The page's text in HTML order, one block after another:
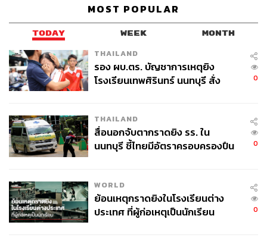
นั้น 3 วัน เหมืองทองอัคราได้กลับมาเปิด และมีการชี้แจงว่า
ได้รับการอนุญาตจากรัฐบาลไทยและกฎหมายไทย นี่คือพาน
ยักษ์ใหญ่ที่กลับมาคืนชีพ โดยที่ไม่ได้รับการแก้ไขใดๆ ทั้งสิ้น
นอกจากนี้ยังได้รับการอนุมัติการส่งเสริมการลงทุน BOI
ยกเว้นภาษีเงินได้และยกเว้นอากรนำเข้าเครื่องจักร
“ผ่านมา 212 วัน เศรษฐามีอำนาจหรือยัง หรือถูกใครขี่คออยู่
อดีตรัฐมนตรีว่าการกระทรวงอุตสาหกรรม ซึ่งวันนี้เป็น
รัฐมนตรีภายใต้รัฐบาลของท่าน มีพฤติกรรมการเจรจา
ประเคนผลประโยชน์ให้กับกลุ่มทุนต่างชาติเพื่อแสวงหาผล
ดังนั้นอย่าปล่อยให้เรื่องที่พรรคเพื่อไทยขึงขังในวันนั้นต้องจบ
ลงอย่างปาหี่และเป็นเพียงการใช้เทคนิคหาเสียงเท่านั้น อย่า
ปล่อยเรื่องมหากาพย์ให้เป็นมวยล้มต้มคนดู”
MOST POPULAR
TODAY WEEK MONTH
THAILAND
รอง ผบ.ตร. บัญชาการเหตุยิง
โรงเรียนเทพศิรินทร์ นนทบุรี สั่ง
0
THAILAND
สื่อนอกจับตากราดยิง รร. ใน
นนทบุรี ชี้ไทยมีอัตราครอบครองปืน
0
WORLD
ย้อนเหตุกราดยิงในโรงเรียนต่าง
ประเทศ ที่ผู้ก่อเหตุเป็นนักเรียน
0